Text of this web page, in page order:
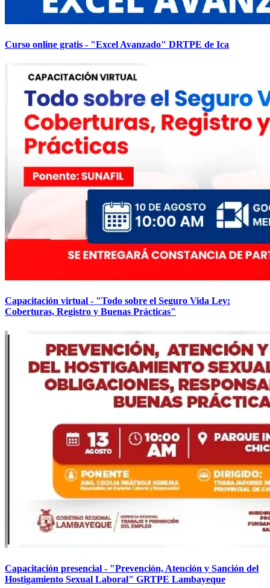
Curso online gratis - "Excel Avanzado" DRTPE de Ica
Capacitación virtual - "Todo sobre el Seguro Vida Ley:
Coberturas, Registro y Buenas Prácticas"
Capacitación presencial - "Prevención, Atención y Sanción del
Hostigamiento Sexual Laboral" GRTPE Lambayeque